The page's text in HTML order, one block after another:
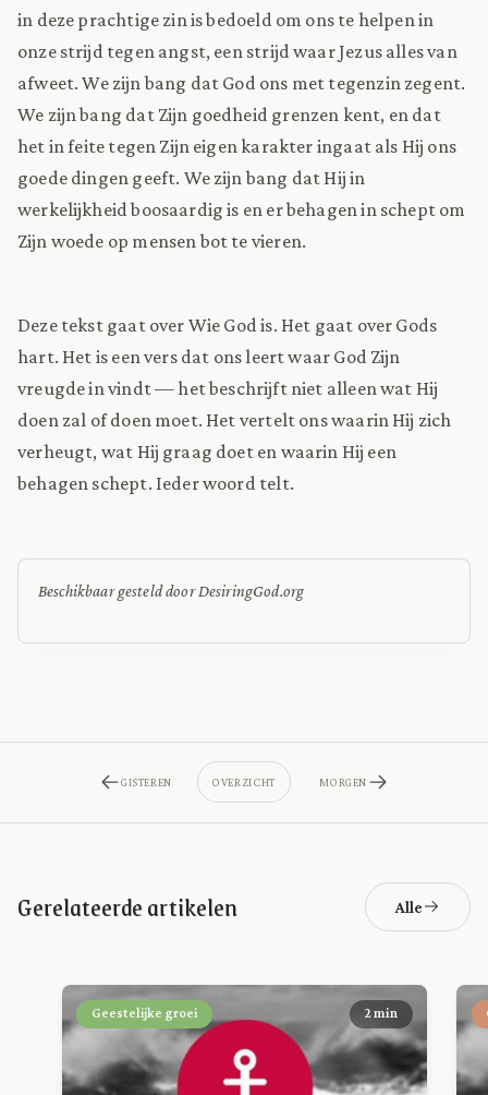
in deze prachtige zin is bedoeld om ons te helpen in
onze strijd tegen angst, een strijd waar Jezus alles van
afweet. We zijn bang dat God ons met tegenzin zegent.
We zijn bang dat Zijn goedheid grenzen kent, en dat
het in feite tegen Zijn eigen karakter ingaat als Hij ons
goede dingen geeft. We zijn bang dat Hij in
werkelijkheid boosaardig is en er behagen in schept om
Zijn woede op mensen bot te vieren.
Deze tekst gaat over Wie God is. Het gaat over Gods
hart. Het is een vers dat ons leert waar God Zijn
vreugde in vindt — het beschrijft niet alleen wat Hij
doen zal of doen moet. Het vertelt ons waarin Hij zich
verheugt, wat Hij graag doet en waarin Hij een
behagen schept. Ieder woord telt.
Beschikbaar gesteld door DesiringGod.org
GISTEREN OVERZICHT MORGEN
Gerelateerde artikelen Alle
Geestelijke groei 2 min